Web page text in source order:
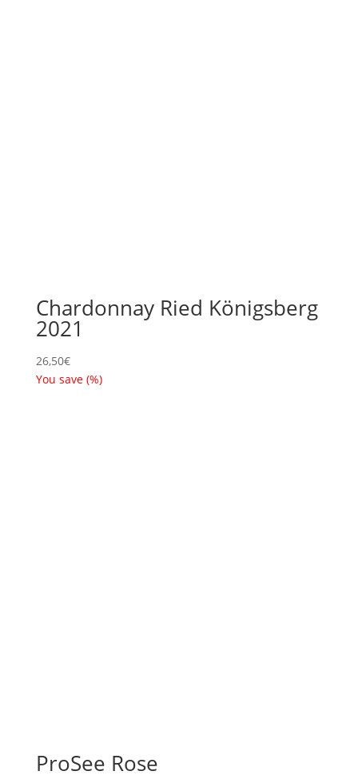
Chardonnay Ried Königsberg
2021
26,50€
You save (%)
ProSee Rose